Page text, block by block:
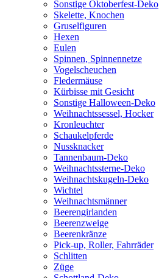
Sonstige Oktoberfest-Deko
Skelette, Knochen
Gruselfiguren
Hexen
Eulen
Spinnen, Spinnennetze
Vogelscheuchen
Fledermäuse
Kürbisse mit Gesicht
Sonstige Halloween-Deko
Weihnachtssessel, Hocker
Kronleuchter
Schaukelpferde
Nussknacker
Tannenbaum-Deko
Weihnachtssterne-Deko
Weihnachtskugeln-Deko
Wichtel
Weihnachtsmänner
Beerengirlanden
Beerenzweige
Beerenkränze
Pick-up, Roller, Fahrräder
Schlitten
Züge